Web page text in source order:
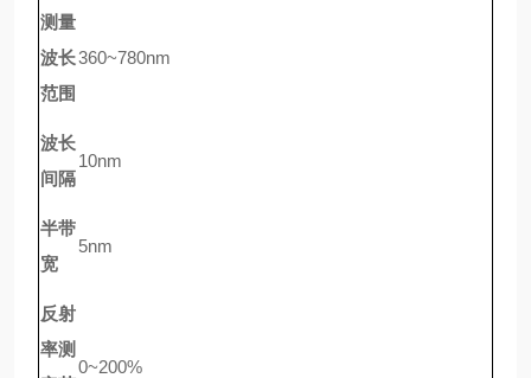
测量
波长
范围
360~780nm
波长
间隔
10nm
半带
宽
5nm
反射
率测
0~200%